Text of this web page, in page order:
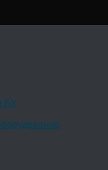
БУ